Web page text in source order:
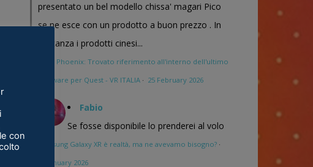
presentato un bel modello chissa' magari Pico
se ne esce con un prodotto a buon prezzo . In
sostanza i prodotti cinesi...
Meta Phoenix: Trovato riferimento all'interno dell'ultimo
firmware per Quest - VR ITALIA · 25 February 2026
Fabio
Se fosse disponibile lo prenderei al volo
Samsung Galaxy XR è realtà, ma ne avevamo bisogno? ·
16 January 2026
con